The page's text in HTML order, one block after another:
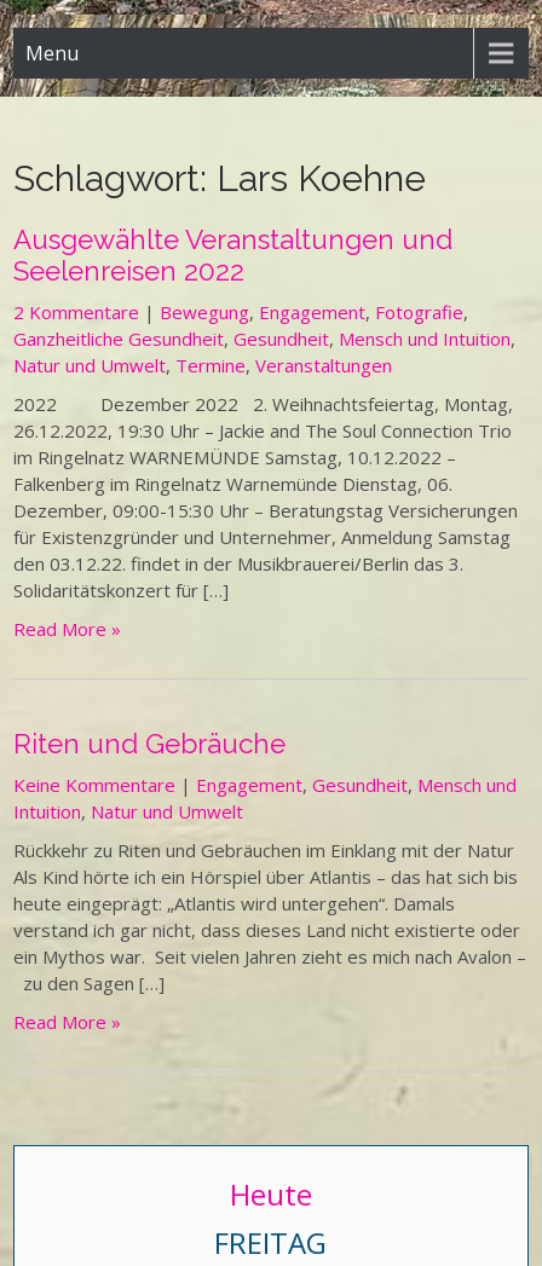
Menu
Schlagwort: Lars Koehne
Ausgewählte Veranstaltungen und
Seelenreisen 2022
2 Kommentare | Bewegung, Engagement, Fotografie,
Ganzheitliche Gesundheit,Gesundheit, Mensch und Intuition,
Natur und Umwelt, Termine,Veranstaltungen
2022 Dezember 2022 2. Weihnachtsfeiertag, Montag,
26.12.2022, 19:30 Uhr – Jackie and The Soul Connection Trio
im Ringelnatz WARNEMÜNDE Samstag, 10.12.2022 –
Falkenberg im Ringelnatz Warnemünde Dienstag, 06.
Dezember, 09:00-15:30 Uhr – Beratungstag Versicherungen
für Existenzgründer und Unternehmer, Anmeldung Samstag
den 03.12.22. findet in der Musikbrauerei/Berlin das 3.
Solidaritätskonzert für […]
Read More »
Riten und Gebräuche
Keine Kommentare | Engagement,Gesundheit, Mensch und
Intuition, Natur und Umwelt
Rückkehr zu Riten und Gebräuchen im Einklang mit der Natur
Als Kind hörte ich ein Hörspiel über Atlantis – das hat sich bis
heute eingeprägt: „Atlantis wird untergehen“. Damals
verstand ich gar nicht, dass dieses Land nicht existierte oder
ein Mythos war. Seit vielen Jahren zieht es mich nach Avalon –
zu den Sagen […]
Read More »
Heute
FREITAG